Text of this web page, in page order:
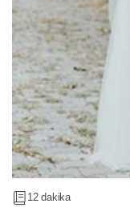
12 dakika